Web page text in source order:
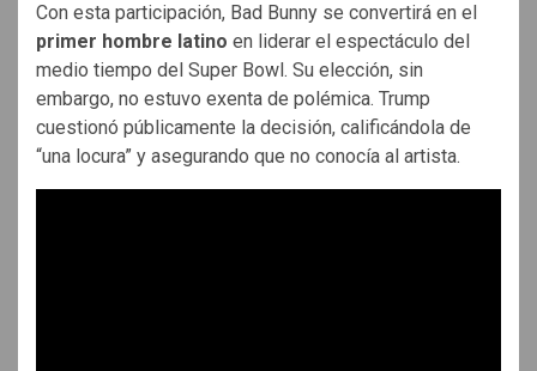
Con esta participación, Bad Bunny se convertirá en el
primer hombre latino en liderar el espectáculo del
medio tiempo del Super Bowl. Su elección, sin
embargo, no estuvo exenta de polémica. Trump
cuestionó públicamente la decisión, calificándola de
“una locura” y asegurando que no conocía al artista.